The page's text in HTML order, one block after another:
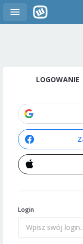
LOGOWANIE
Login